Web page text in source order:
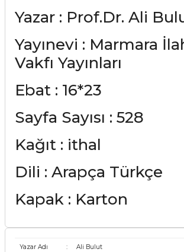
Yazar : Prof.Dr. Ali
Yayınevi : Marmara
Vakfı Yayınları
Ebat : 16*23
Sayfa Sayısı : 528
Kağıt : ithal
Dili : Arapça Türkçe
Kapak : Karton
Yazar Adı : Ali Bulut